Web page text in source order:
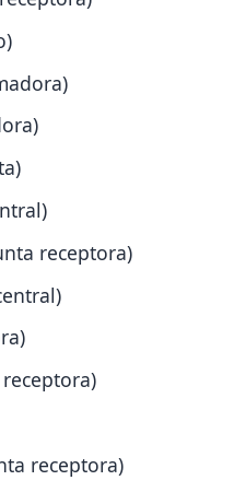
receptora)
receptora)